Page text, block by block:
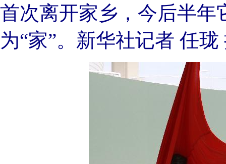
首次离开家乡，今后半年
为“家”。新华社记者 任珑